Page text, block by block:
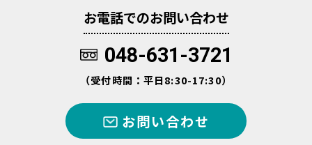
お電話でのお問い合わせ
048-631-3721
（受付時間：平日8:30-17:30）
お問い合わせ